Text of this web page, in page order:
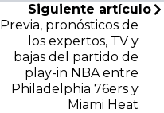
Siguiente artículo
Previa, pronósticos de
los expertos, TV y
bajas del partido de
play-in NBA entre
Philadelphia 76ers y
Miami Heat